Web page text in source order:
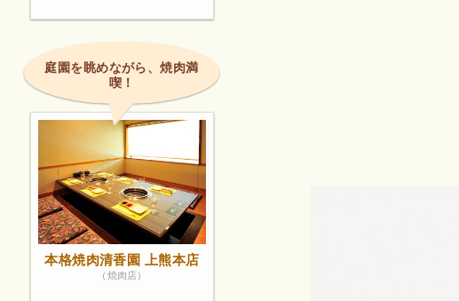
庭園を眺めながら、焼肉満
喫！
本格焼肉清香園 上熊本店
（焼肉店）